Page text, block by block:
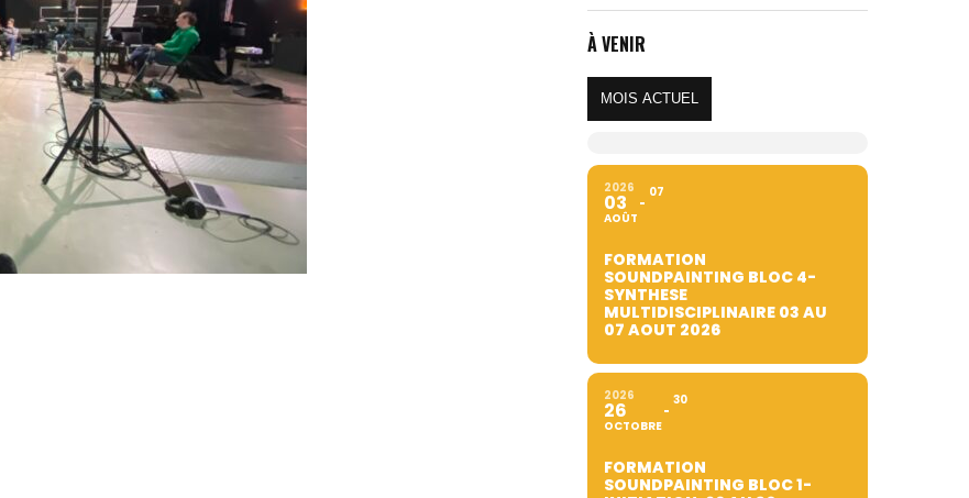
À VENIR
MOIS ACTUEL
2026
03
AOÛT
07
FORMATION
SOUNDPAINTING BLOC 4-
SYNTHESE
MULTIDISCIPLINAIRE 03 AU
07 AOUT 2026
2026
26
OCTOBRE
30
FORMATION
SOUNDPAINTING BLOC 1-